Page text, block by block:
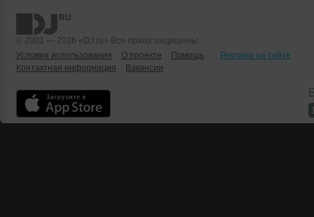
© 2001 — 2026 «DJ.ru» Все права защищены.
Условия использования
О проекте Помощь
Реклама на сайте
Контактная информация
Вакансии